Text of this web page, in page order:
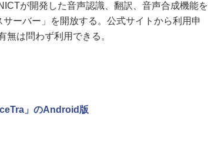
が開発した音声認識、翻訳、音声合成機能を
ーバー」を開放する。公式サイトから利用申
無は問わず利用できる。
」のAndroid版